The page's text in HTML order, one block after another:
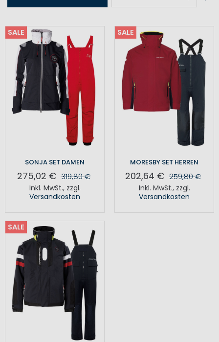
SALE
SONJA SET DAMEN
275,02 € 319,80 €
Inkl. MwSt., zzgl.
Versandkosten
SALE
MORESBY SET HERREN
202,64 € 259,80 €
Inkl. MwSt., zzgl.
Versandkosten
SALE